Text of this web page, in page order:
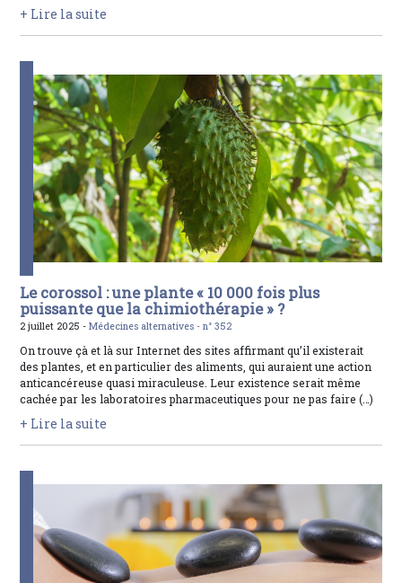
+ Lire la suite
Le corossol : une plante « 10 000 fois plus
puissante que la chimiothérapie » ?
2 juillet 2025 -Médecines alternatives -n° 352
On trouve çà et là sur Internet des sites affirmant qu’il existerait
des plantes, et en particulier des aliments, qui auraient une action
anticancéreuse quasi miraculeuse. Leur existence serait même
cachée par les laboratoires pharmaceutiques pour ne pas faire (…)
+ Lire la suite